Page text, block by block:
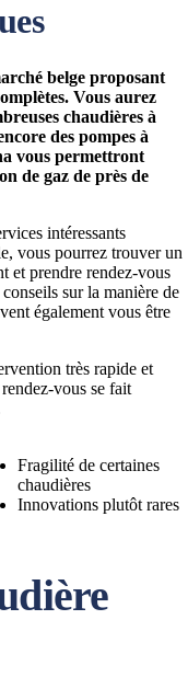
belge proposant
Vous aurez
chaudières à
des pompes à
vous permettront
de gaz de près de
intéressants
vous pourrez trouver un
et prendre rendez-vous
sur la manière de
également vous être
très rapide et
vous se fait
Fragilité de certaines
chaudières
Innovations plutôt rares